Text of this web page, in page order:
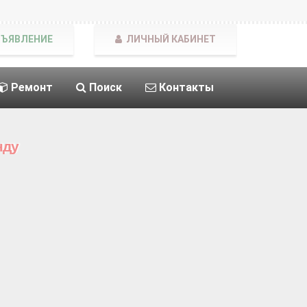
Ремонт Поиск Контакты
ЛИЧНЫЙ КАБИНЕТ